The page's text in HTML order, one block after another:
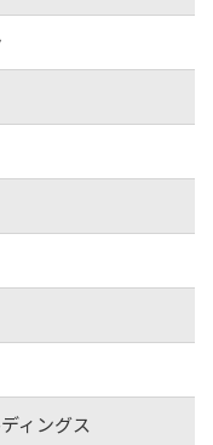
ィングス